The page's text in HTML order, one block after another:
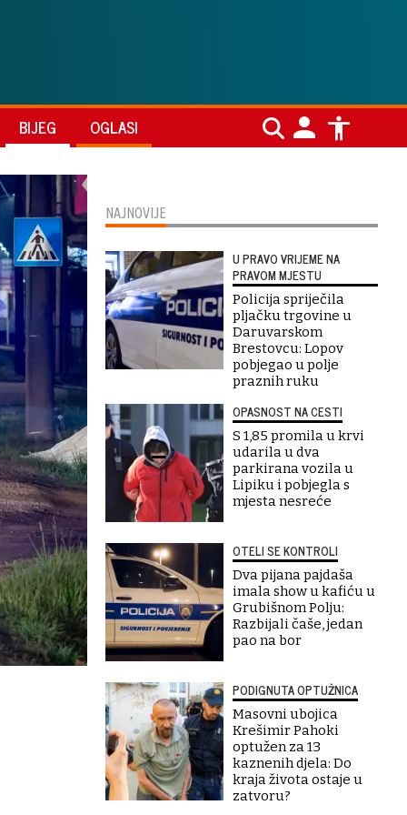
BIJEG OGLASI
NAJNOVIJE
U PRAVO VRIJEME NA
PRAVOM MJESTU
Policija spriječila
pljačku trgovine u
Daruvarskom
Brestovcu: Lopov
pobjegao u polje
praznih ruku
OPASNOST NA CESTI
S 1,85 promila u krvi
udarila u dva
parkirana vozila u
Lipiku i pobjegla s
mjesta nesreće
OTELI SE KONTROLI
Dva pijana pajdaša
imala show u kafiću u
Grubišnom Polju:
Razbijali čaše, jedan
pao na bor
PODIGNUTA OPTUŽNICA
Masovni ubojica
Krešimir Pahoki
optužen za 13
kaznenih djela: Do
kraja života ostaje u
zatvoru?